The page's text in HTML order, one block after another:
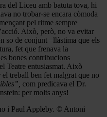
del Liceu amb batuta tova, hi
no trobar-se encara còmoda
pel ritme sempre
Això, però, no va evitar
so de conjunt –llàstima que els
fet que frenava la
bones contribucions
Teatre entusiasmat. Això
treball ben fet malgrat que no
com predicava el Dr.
per molts anys!
i Paul Appleby. © Antoni